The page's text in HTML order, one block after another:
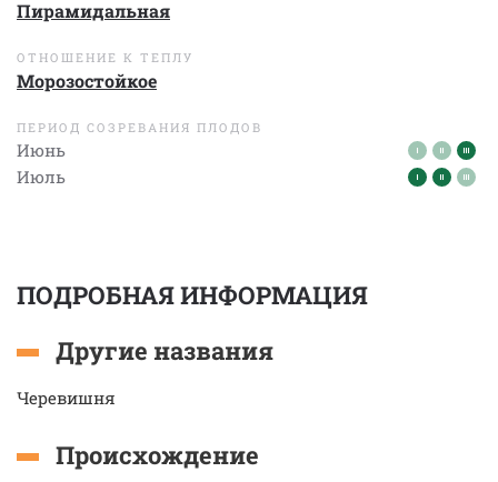
Пирамидальная
ОТНОШЕНИЕ К ТЕПЛУ
Морозостойкое
ПЕРИОД СОЗРЕВАНИЯ ПЛОДОВ
Июнь
Июль
ПОДРОБНАЯ ИНФОРМАЦИЯ
Другие названия
Черевишня
Происхождение